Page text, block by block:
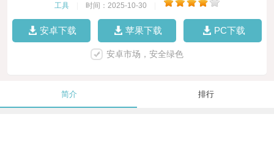
工具 时间：2025-10-30
安卓下载 苹果下载 PC下载
安卓市场，安全绿色
简介 排行